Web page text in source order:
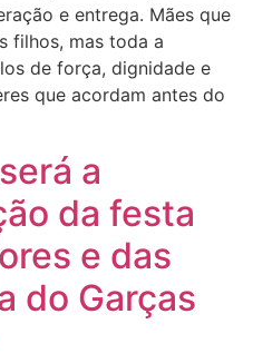
e entrega. Mães que
filhos, mas toda a
de força, dignidade e
que acordam antes do
a
da festa
e das
do Garças